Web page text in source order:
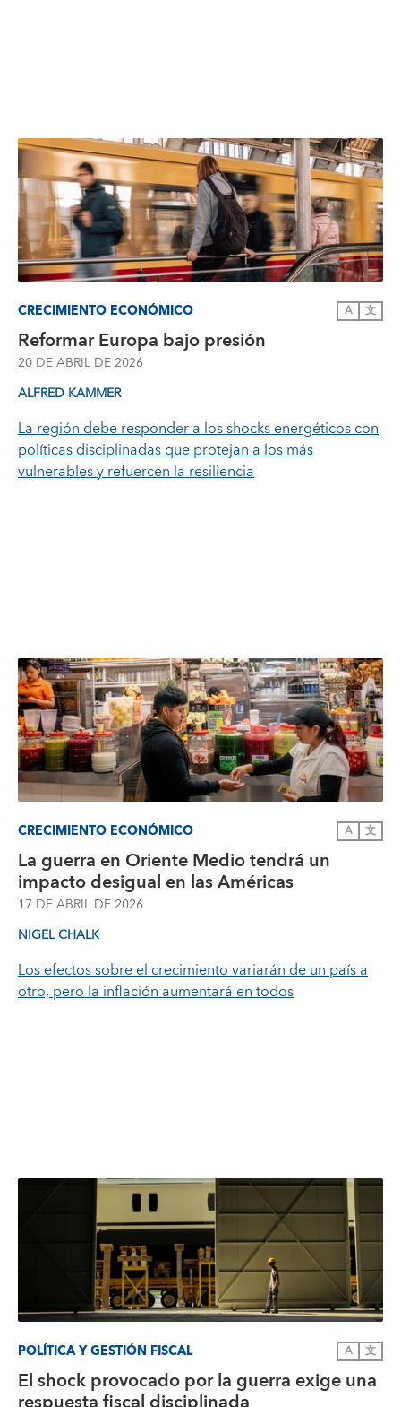
CRECIMIENTO ECONÓMICO A 文
Reformar Europa bajo presión
20 DE ABRIL DE 2026
ALFRED KAMMER
La región debe responder a los shocks energéticos con
políticas disciplinadas que protejan a los más
vulnerables y refuercen la resiliencia
CRECIMIENTO ECONÓMICO A 文
La guerra en Oriente Medio tendrá un
impacto desigual en las Américas
17 DE ABRIL DE 2026
NIGEL CHALK
Los efectos sobre el crecimiento variarán de un país a
otro, pero la inflación aumentará en todos
POLÍTICA Y GESTIÓN FISCAL A 文
El shock provocado por la guerra exige una